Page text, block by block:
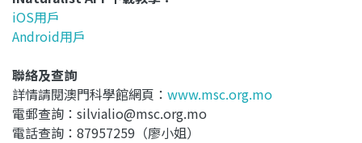
iOS用戶
Android用戶
聯絡及查詢
詳情請閱澳門科學館網頁： www.msc.org.mo
電郵查詢：silvialio@msc.org.mo
電話查詢：87957259（廖小姐）